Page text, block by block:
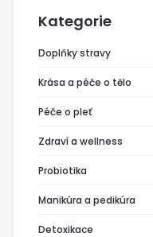
Kategorie
Doplňky stravy
Krása a péče o tělo
Péče o pleť
Zdraví a wellness
Probiotika
Manikúra a pedikúra
Detoxikace